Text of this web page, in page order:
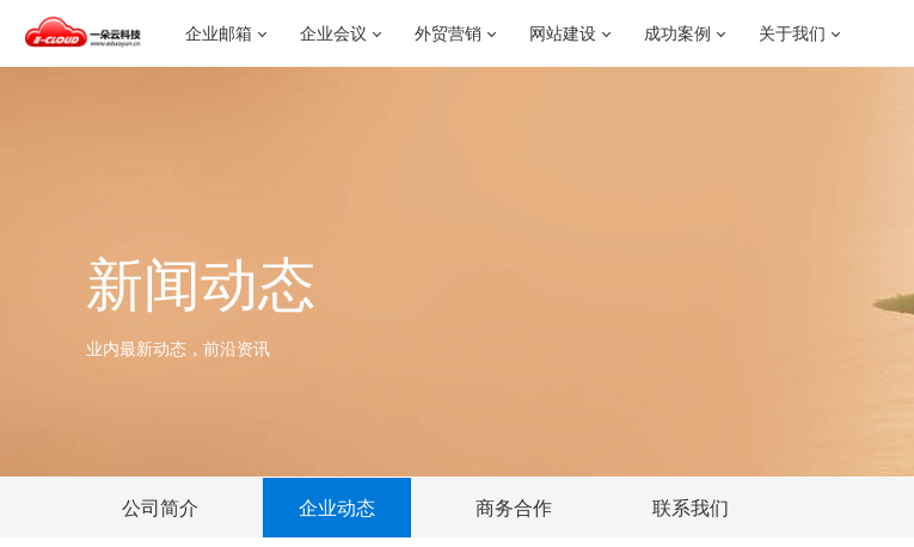
企业邮箱 企业会议 外贸营销 网站建设 成功案例 关于我们
新闻动态
业内最新动态，前沿资讯
公司简介 企业动态 商务合作 联系我们